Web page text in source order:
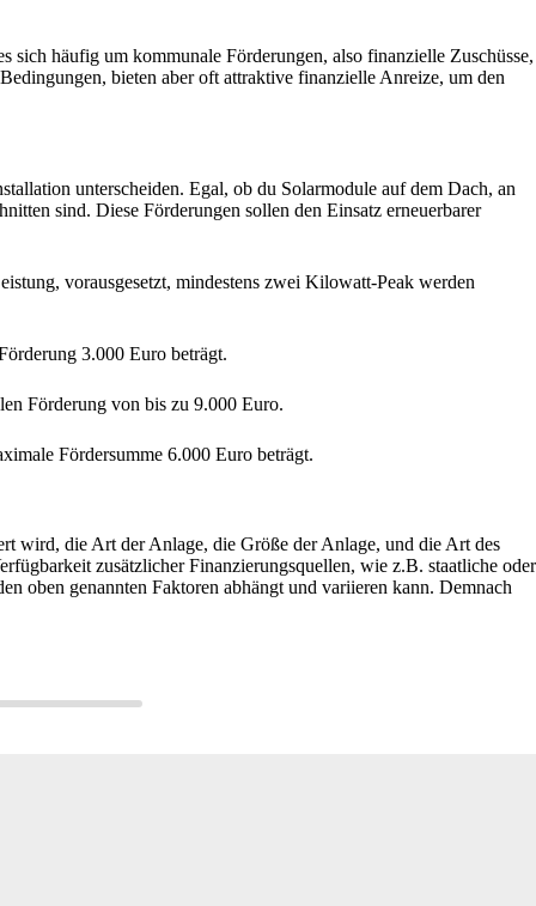
häufig um kommunale Förderungen, also finanzielle Zuschüsse,
bieten aber oft attraktive finanzielle Anreize, um den
unterscheiden. Egal, ob du Solarmodule auf dem Dach, an
sind. Diese Förderungen sollen den Einsatz erneuerbarer
vorausgesetzt, mindestens zwei Kilowatt-Peak werden
3.000 Euro beträgt.
Förderung von bis zu 9.000 Euro.
Fördersumme 6.000 Euro beträgt.
wird, die Art der Anlage, die Größe der Anlage, und die Art des
zusätzlicher Finanzierungsquellen, wie z.B. staatliche oder
oben genannten Faktoren abhängt und variieren kann. Demnach